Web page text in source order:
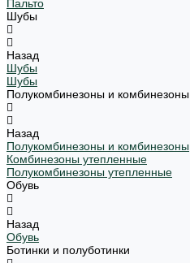
Пальто
Шубы
Назад
Шубы
Шубы
Полукомбинезоны и комбинезоны
Назад
Полукомбинезоны и комбинезоны
Комбинезоны утепленные
Полукомбинезоны утепленные
Обувь
Назад
Обувь
Ботинки и полуботинки